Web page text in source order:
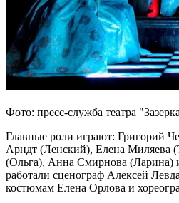
Фото: пресс-служба театра
Главные роли играют: Григорий
Арндт (Ленский), Елена Миляева
(Ольга), Анна Смирнова (Ларина)
работали сценограф Алексей
костюмам Елена Орлова и